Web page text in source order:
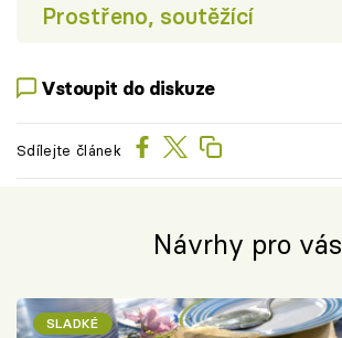
Prostřeno, soutěžící
Vstoupit do diskuze
Sdílejte článek
Návrhy pro vás
SLADKÉ